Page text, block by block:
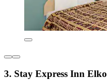
3. Stay Express Inn Elko